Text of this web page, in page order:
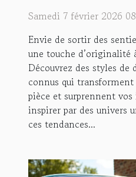
Samedi 7 février 2026
Envie de sortir des
une touche d’originalité
Découvrez des styles
connus qui transforment
pièce et surprennent
inspirer par des univers
ces tendances...